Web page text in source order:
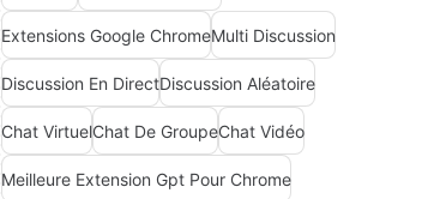
Extensions Google ChromeMulti Discussion
Discussion En DirectDiscussion Aléatoire
Chat VirtuelChat De GroupeChat Vidéo
Meilleure Extension Gpt Pour Chrome